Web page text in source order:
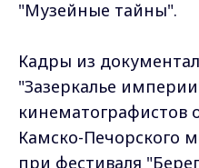
"Музейные тайны".
Кадры из
"Зазеркалье
кинематографистов
Камско-Печорского
при фестиваля